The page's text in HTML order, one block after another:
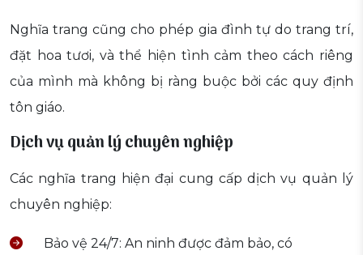
Nghĩa trang cũng cho phép gia đình tự do trang trí,
đặt hoa tươi, và thể hiện tình cảm theo cách riêng
của mình mà không bị ràng buộc bởi các quy định
tôn giáo.
Dịch vụ quản lý chuyên nghiệp
Các nghĩa trang hiện đại cung cấp dịch vụ quản lý
chuyên nghiệp:
Bảo vệ 24/7: An ninh được đảm bảo, có